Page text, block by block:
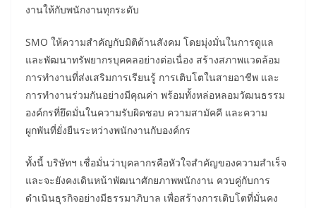
งานให้กับพนักงานทุกระดับ
SMO ให้ความสำคัญกับมิติด้านสังคม โดยมุ่งมั่นในการดูแล
และพัฒนาทรัพยากรบุคคลอย่างต่อเนื่อง สร้างสภาพแวดล้อม
การทำงานที่ส่งเสริมการเรียนรู้ การเติบโตในสายอาชีพ และ
การทำงานร่วมกันอย่างมีคุณค่า พร้อมทั้งหล่อหลอมวัฒนธรรม
องค์กรที่ยึดมั่นในความรับผิดชอบ ความสามัคคี และความ
ผูกพันที่ยั่งยืนระหว่างพนักงานกับองค์กร
ทั้งนี้ บริษัทฯ เชื่อมั่นว่าบุคลากรคือหัวใจสำคัญของความสำเร็จ
และจะยังคงเดินหน้าพัฒนาศักยภาพพนักงาน ควบคู่กับการ
ดำเนินธุรกิจอย่างมีธรรมาภิบาล เพื่อสร้างการเติบโตที่มั่นคง